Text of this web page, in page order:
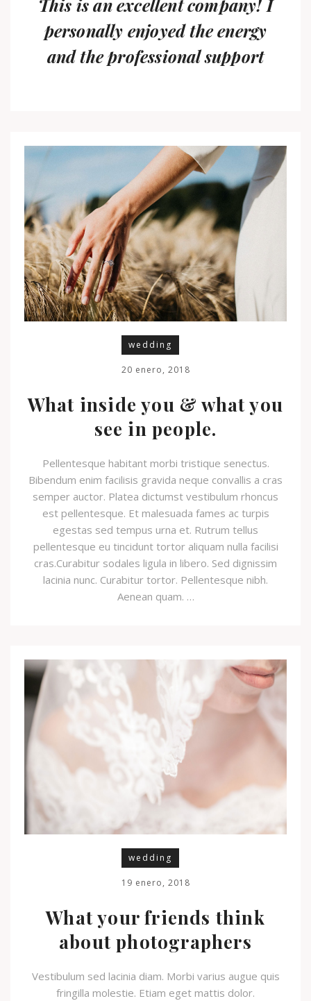
This is an excellent company! I
personally enjoyed the energy
and the professional support
wedding
20 enero, 2018
What inside you & what you
see in people.
Pellentesque habitant morbi tristique senectus.
Bibendum enim facilisis gravida neque convallis a cras
semper auctor. Platea dictumst vestibulum rhoncus
est pellentesque. Et malesuada fames ac turpis
egestas sed tempus urna et. Rutrum tellus
pellentesque eu tincidunt tortor aliquam nulla facilisi
cras.Curabitur sodales ligula in libero. Sed dignissim
lacinia nunc. Curabitur tortor. Pellentesque nibh.
Aenean quam. …
wedding
19 enero, 2018
What your friends think
about photographers
Vestibulum sed lacinia diam. Morbi varius augue quis
fringilla molestie. Etiam eget mattis dolor.